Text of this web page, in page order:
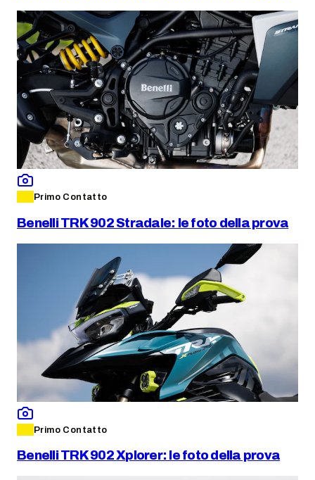
Primo Contatto
Benelli TRK 902 Stradale: le foto della prova
Primo Contatto
Benelli TRK 902 Xplorer: le foto della prova